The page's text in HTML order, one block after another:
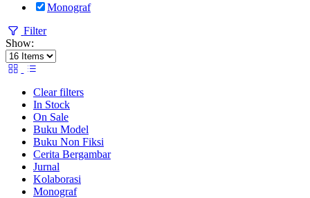
Monograf
Filter
Show:
Clear filters
In Stock
On Sale
Buku Model
Buku Non Fiksi
Cerita Bergambar
Jurnal
Kolaborasi
Monograf